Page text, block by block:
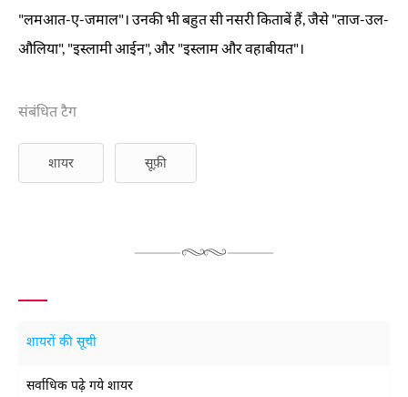
"लमआत-ए-जमाल"। उनकीभीबहुतसीनसरीकिताबेंहैं,जैसे "ताज-उल-
औलिया", "इस्लामीआईन",और "इस्लामऔरवहाबीयत"।
संबंधित टैग
शायर सूफ़ी
शायरों की सूची
सर्वाधिक पढ़े गये शायर